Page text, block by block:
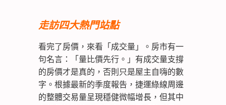
走訪四大熱門站點
看完了房價，來看「成交量」。房市有一
句名言：「量比價先行。」有成交量支撐
的房價才是真的，否則只是屋主自嗨的數
字。根據最新的季度報告，捷運綠線周邊
的整體交易量呈現穩健微幅增長，但其中